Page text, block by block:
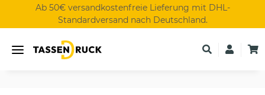
Ab 50€ versandkostenfreie Lieferung mit DHL-
Standardversand nach Deutschland.